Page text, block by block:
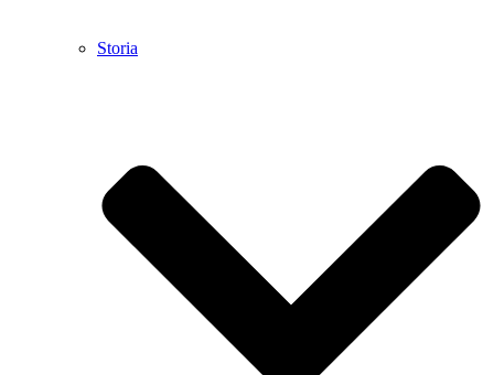
Storia